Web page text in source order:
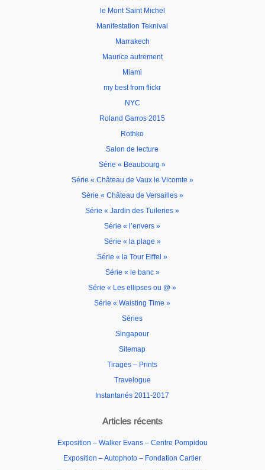
le Mont Saint Michel
Manifestation Teknival
Marrakech
Maurice autrement
Miami
my best from flickr
NYC
Roland Garros 2015
Rothko
Salon de lecture
Série « Beaubourg »
Série « Château de Vaux le Vicomte »
Série « Château de Versailles »
Série « Jardin des Tuileries »
Série « l’envers »
Série « la plage »
Série « la Tour Eiffel »
Série « le banc »
Série « Les ellipses ou @ »
Série « Waisting Time »
Séries
Singapour
Sitemap
Tirages – Prints
Travelogue
Instantanés 2011-2017
Articles récents
Exposition – Walker Evans – Centre Pompidou
Exposition – Autophoto – Fondation Cartier